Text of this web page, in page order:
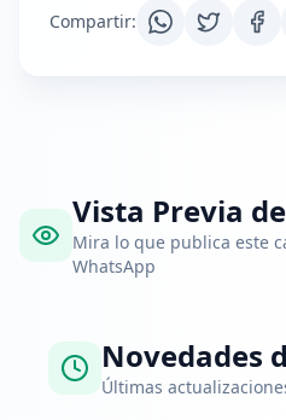
Compartir:
Vista Previa
Mira lo que publica este
WhatsApp
Novedades
Últimas